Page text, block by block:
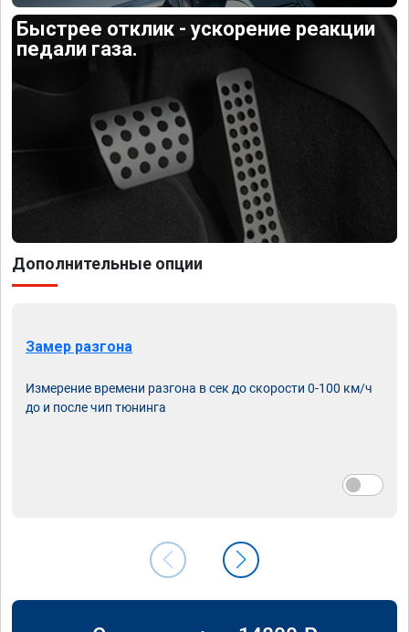
Быстрее отклик - ускорение реакции
педали газа.
Дополнительные опции
Замер разгона
Измерение времени разгона в сек до скорости 0-100 км/ч
до и после чип тюнинга